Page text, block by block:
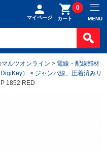
マイページ カート
0
MENU
ルツオンライン > 電線・配線部材
） > ジャンパ線、圧着済みリ
1852 RED